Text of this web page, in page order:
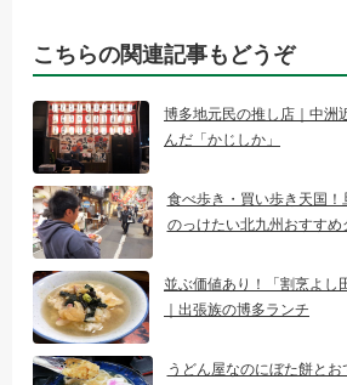
こちらの関連記事もどうぞ
博多地元民の推し店｜中洲
んだ「かじしか」
食べ歩き・買い歩き天国！
のっけたい北九州おすすめ
並ぶ価値あり！「割烹よし
｜出張族の博多ランチ
うどん屋なのにぼた餅と